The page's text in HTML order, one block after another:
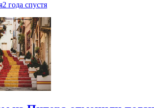
2 года спустя